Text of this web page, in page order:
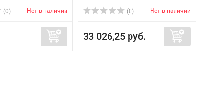
(0) Нет в наличии (0) Нет в наличии
33 026,25 руб.